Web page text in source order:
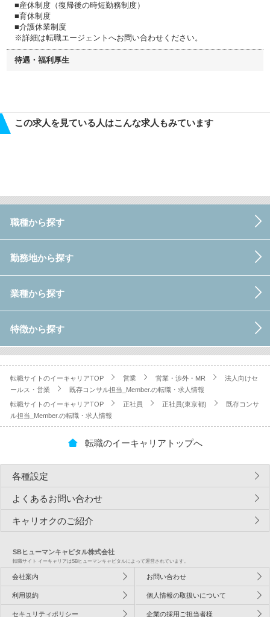
■産休制度（復帰後の時短勤務制度）
■育休制度
■介護休業制度
※詳細は転職エージェントへお問い合わせください。
待遇・福利厚生
この求人を見ている人はこんな求人もみています
職種から探す
勤務地から探す
業種から探す
特徴から探す
転職サイトのイーキャリアTOP 営業 営業・渉外・MR
法人向けセ
ールス・営業
既存コンサル担当_Member.の転職・求人情報
転職サイトのイーキャリアTOP 正社員 正社員(東京都)
既存コンサ
ル担当_Member.の転職・求人情報
転職のイーキャリアトップへ
各種設定
よくあるお問い合わせ
キャリオクのご紹介
SBヒューマンキャピタル株式会社
転職サイト イーキャリアはSBヒューマンキャピタルによって運営されています。
会社案内 お問い合わせ
利用規約 個人情報の取扱いについて
セキュリティポリシー 企業の採用ご担当者様